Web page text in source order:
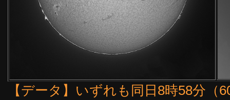
【データ】いずれも同日8時58分（